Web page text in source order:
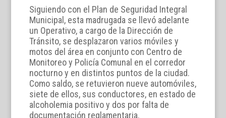
Siguiendo con el Plan de Seguridad Integral
Municipal, esta madrugada se llevó adelante
un Operativo, a cargo de la Dirección de
Tránsito, se desplazaron varios móviles y
motos del área en conjunto con Centro de
Monitoreo y Policía Comunal en el corredor
nocturno y en distintos puntos de la ciudad.
Como saldo, se retuvieron nueve automóviles,
siete de ellos, sus conductores, en estado de
alcoholemia positivo y dos por falta de
documentación reglamentaria.